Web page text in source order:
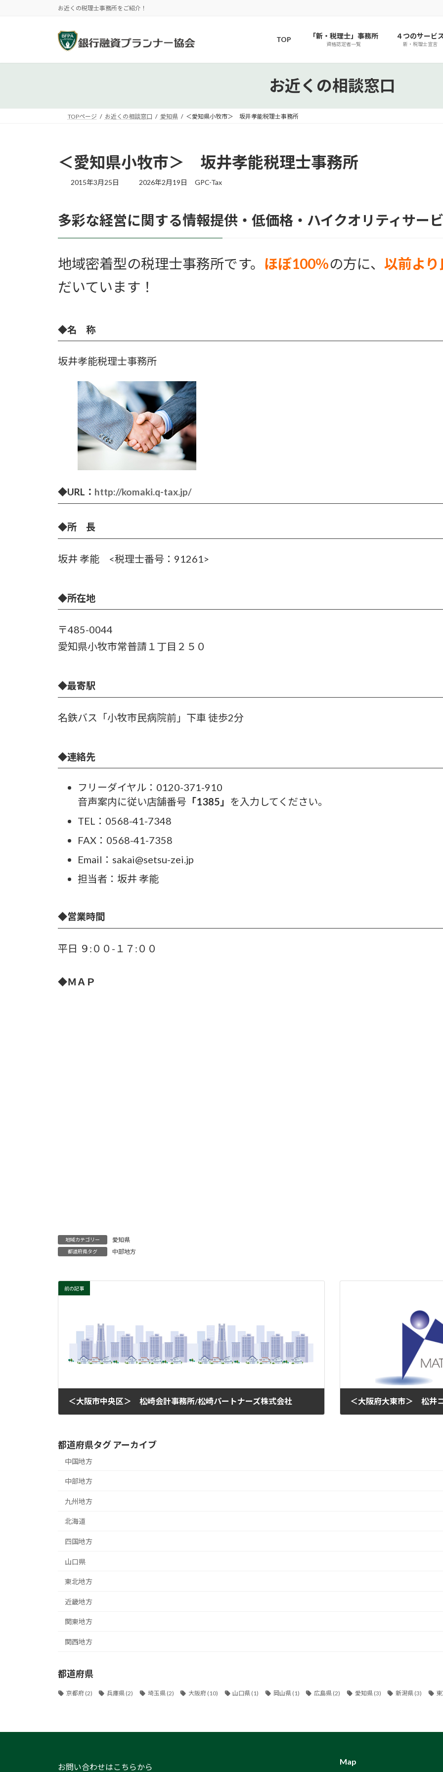
へ
ョ
お近くの税理士事務所をご紹介！
TOP 「新・税理士」事務所
資格認定者一覧
４つのサービ
新・税理士宣言
お近くの相談窓口
TOPページ お近くの相談窓口 愛知県 ＜愛知県小牧市＞ 坂井孝能税理士事務所
＜愛知県小牧市＞ 坂井孝能税理士事務所
2015年3月25日
最
日
:
2026年2月19日 GPC-Tax
多彩な経営に関する情報提供・低価格・ハイクオリティサー
地域密着型の税理士事務所です。 ほぼ100％の方に、 以前よ
だいています！
◆名 称
坂井孝能税理士事務所
◆URL ： http://komaki.q-tax.jp/
◆所 長
坂井 孝能 <税理士番号：91261>
◆所在地
〒485-0044
愛知県小牧市常普請１丁目２５０
◆最寄駅
名鉄バス「小牧市民病院前」下車 徒歩2分
◆連絡先
フリーダイヤル：0120-371-910
音声案内に従い店舗番号 「1385」 を入力してください。
TEL：0568-41-7348
FAX：0568-41-7358
Email：sakai@setsu-zei.jp
担当者：坂井 孝能
◆営業時間
平日 ９:００-１７:００
◆ＭＡＰ
地域カテゴリー 愛知県
都道府県タグ 中部地方
前の記事
＜大阪市中央区＞ 松崎会計事務所/松崎パートナーズ株式会社
都道府県タグ アーカイブ
中国地方
中部地方
九州地方
北海道
四国地方
山口県
東北地方
近畿地方
関東地方
関西地方
都道府県
京都府(2) 兵庫県 (2) 埼玉県(2) 大阪府(10) 山口県 (1) 岡山県(1) 広島県 (2) 愛知県(3) 新潟県(3)
お問い合わせはこちらから
Map